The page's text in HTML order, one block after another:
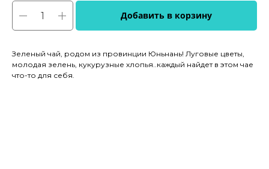
Добавить в корзину
Зеленый чай, родом из провинции Юньнань! Луговые цветы,
молодая зелень, кукурузные хлопья..каждый найдет в этом чае
что-то для себя.